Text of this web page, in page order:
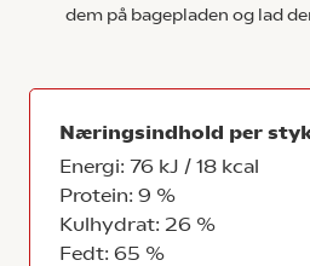
dem på bagepladen og lad
Næringsindhold per
Energi: 76 kJ / 18 kcal
Protein: 9 %
Kulhydrat: 26 %
Fedt: 65 %